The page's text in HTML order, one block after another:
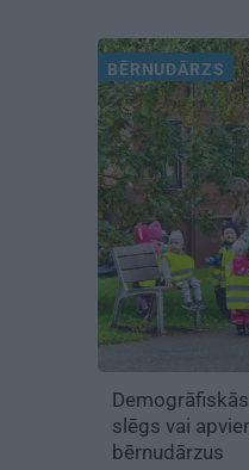
BĒRNUDĀRZS
slēgs vai
bērnudārzus